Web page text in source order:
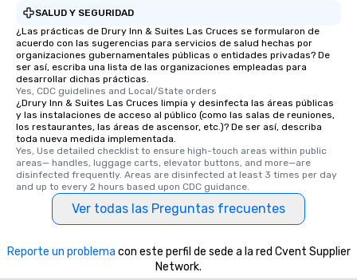
SALUD Y SEGURIDAD
¿Las prácticas de Drury Inn & Suites Las Cruces se formularon de
acuerdo con las sugerencias para servicios de salud hechas por
organizaciones gubernamentales públicas o entidades privadas? De
ser así, escriba una lista de las organizaciones empleadas para
desarrollar dichas prácticas.
Yes, CDC guidelines and Local/State orders
¿Drury Inn & Suites Las Cruces limpia y desinfecta las áreas públicas
y las instalaciones de acceso al público (como las salas de reuniones,
los restaurantes, las áreas de ascensor, etc.)? De ser así, describa
toda nueva medida implementada.
Yes, Use detailed checklist to ensure high-touch areas within public
areas— handles, luggage carts, elevator buttons, and more—are
disinfected frequently. Areas are disinfected at least 3 times per day
and up to every 2 hours based upon CDC guidance.
Ver todas las Preguntas frecuentes
Reporte un problema con este perfil de sede a la red Cvent Supplier
Network.